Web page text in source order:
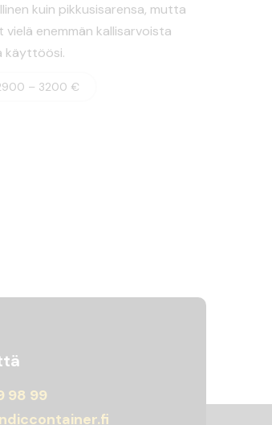
kuin pikkusisarensa, mutta
vielä enemmän kallisarvoista
käyttöösi.
– 3200 €
98 99